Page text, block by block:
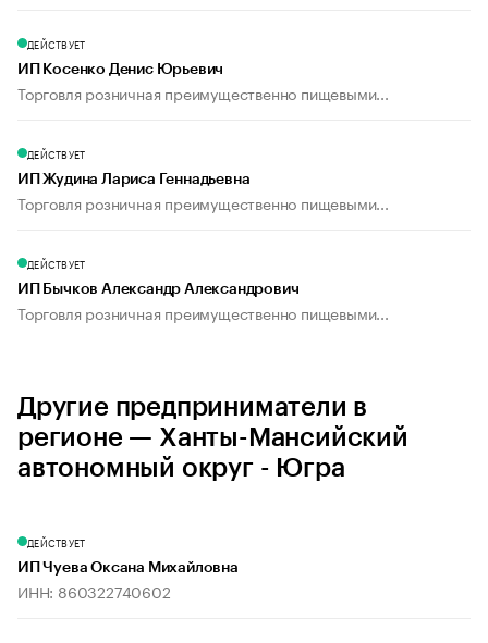
ДЕЙСТВУЕТ
ИП Косенко Денис Юрьевич
Торговля розничная преимущественно пищевыми...
ДЕЙСТВУЕТ
ИП Жудина Лариса Геннадьевна
Торговля розничная преимущественно пищевыми...
ДЕЙСТВУЕТ
ИП Бычков Александр Александрович
Торговля розничная преимущественно пищевыми...
Другие предприниматели в
регионе — Ханты-Мансийский
автономный округ - Югра
ДЕЙСТВУЕТ
ИП Чуева Оксана Михайловна
ИНН: 860322740602